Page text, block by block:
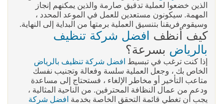
الذين خضعوا لعملية تدقيق صارمة والذين يمكنهم إنجاز
المهمة. سيكونون مستعدين للعمل في الموعد المحدد ،
وسيقوم فريقنا بتنسيق العملية برمتها من البداية إلى النهاية.
كيف أنظف افضل شركة تنظيف
بالرياض بسرعة؟
إذا كنت ترغب في تبسيط افضل شركة تنظيف بالرياض
الخاص بك ، وجعل العملية سلسة وفعالة وتجنيب نفسك
متاعب التأخير أو مخاطر الإلغاء ، فستحتاج إلى مساعدة
ودعم من عمال النظافة المحترفين. من الناحية المثالية ،
يجب أن تغطي قائمة التحقق الخاصة بخدمة افضل شركة